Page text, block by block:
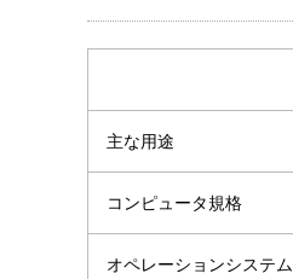
主な用途
コンピュータ規格
オペレーションシステム